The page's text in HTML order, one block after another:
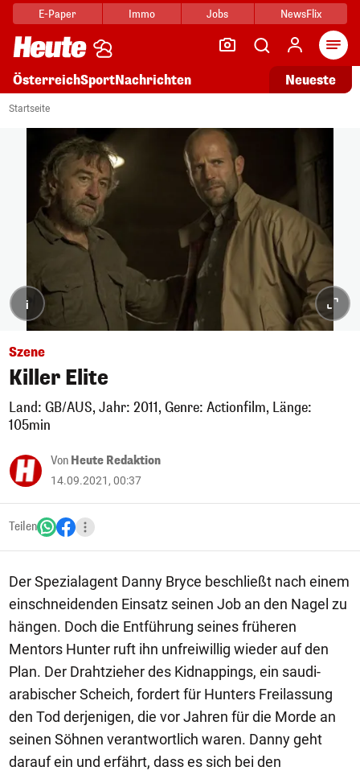
E-Paper Immo Jobs NewsFlix
ÖsterreichSportNachrichten Neueste
Startseite
i
Szene
Killer Elite
Land: GB/AUS, Jahr: 2011, Genre: Actionfilm, Länge:
105min
Von Heute Redaktion
14.09.2021, 00:37
Teilen
Der Spezialagent Danny Bryce beschließt nach einem
einschneidenden Einsatz seinen Job an den Nagel zu
hängen. Doch die Entführung seines früheren
Mentors Hunter ruft ihn unfreiwillig wieder auf den
Plan. Der Drahtzieher des Kidnappings, ein saudi-
arabischer Scheich, fordert für Hunters Freilassung
den Tod derjenigen, die vor Jahren für die Morde an
seinen Söhnen verantwortlich waren. Danny geht
darauf ein und erfährt, dass es sich bei den